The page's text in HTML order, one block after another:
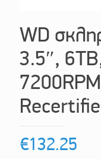
WD
3.5″,
€132.25